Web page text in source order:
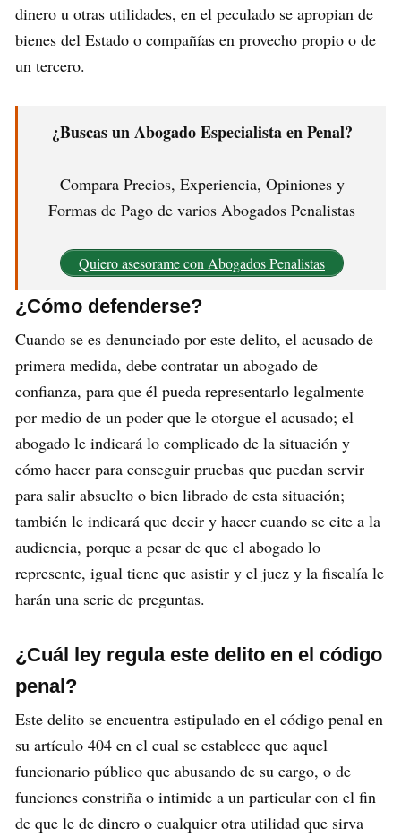
dinero u otras utilidades, en el peculado se apropian de
bienes del Estado o compañías en provecho propio o de
un tercero.
¿Buscas un Abogado Especialista en Penal?
Compara Precios, Experiencia, Opiniones y
Formas de Pago de varios Abogados Penalistas
Quiero asesorame con Abogados Penalistas
¿Cómo defenderse?
Cuando se es denunciado por este delito, el acusado de
primera medida, debe contratar un abogado de
confianza, para que él pueda representarlo legalmente
por medio de un poder que le otorgue el acusado; el
abogado le indicará lo complicado de la situación y
cómo hacer para conseguir pruebas que puedan servir
para salir absuelto o bien librado de esta situación;
también le indicará que decir y hacer cuando se cite a la
audiencia, porque a pesar de que el abogado lo
represente, igual tiene que asistir y el juez y la fiscalía le
harán una serie de preguntas.
¿Cuál ley regula este delito en el código
penal?
Este delito se encuentra estipulado en el código penal en
su artículo 404 en el cual se establece que aquel
funcionario público que abusando de su cargo, o de
funciones constriña o intimide a un particular con el fin
de que le de dinero o cualquier otra utilidad que sirva